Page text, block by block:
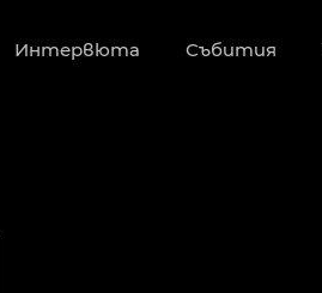
Интервюта Събития